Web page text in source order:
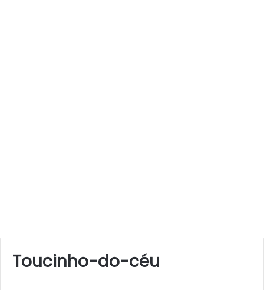
Toucinho-do-céu